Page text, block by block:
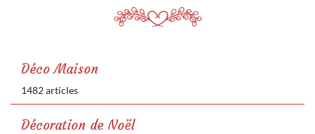
Déco Maison
1482 articles
Décoration de Noël